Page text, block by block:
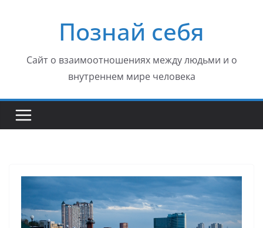
содержимомуПознай себя
Сайт о взаимоотношениях между людьми и о
внутреннем мире человека